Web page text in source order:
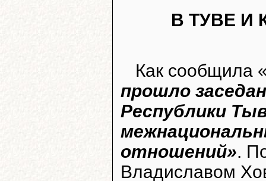
В ТУВЕ И
Как сообщила
прошло
Республики
отношений».
Владиславом